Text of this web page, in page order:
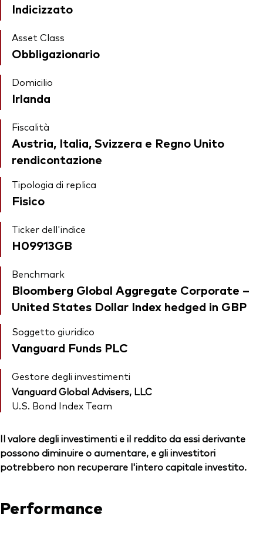
Indicizzato
Asset Class
Obbligazionario
Domicilio
Irlanda
Fiscalità
Austria, Italia, Svizzera e Regno Unito
rendicontazione
Tipologia di replica
Fisico
Ticker dell'indice
H09913GB
Benchmark
Bloomberg Global Aggregate Corporate –
United States Dollar Index hedged in GBP
Soggetto giuridico
Vanguard Funds PLC
Gestore degli investimenti
Vanguard Global Advisers, LLC
U.S. Bond Index Team
Il valore degli investimenti e il reddito da essi derivante
possono diminuire o aumentare, e gli investitori
potrebbero non recuperare l'intero capitale investito.
Performance